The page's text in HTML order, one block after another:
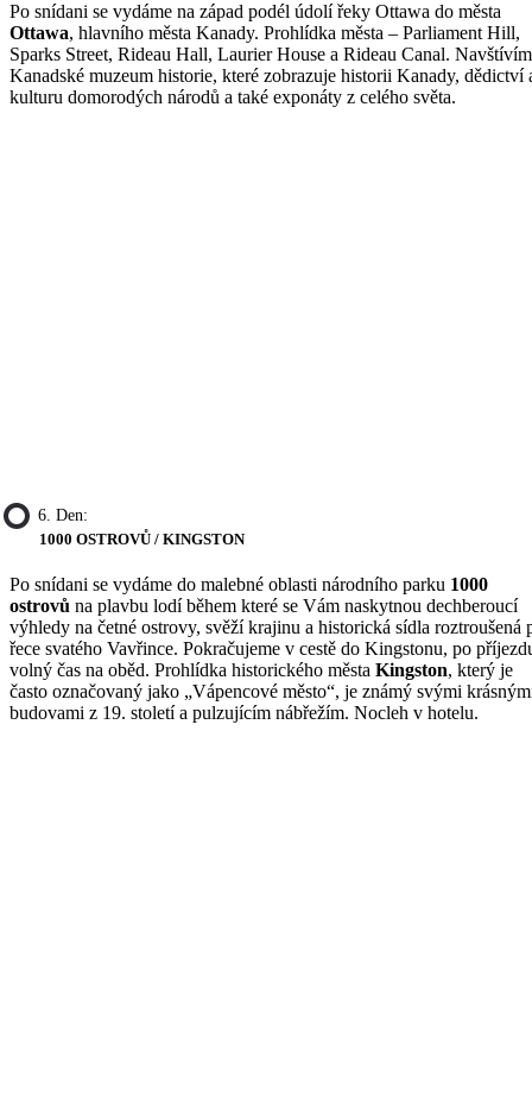
Po snídani se vydáme na západ podél údolí řeky Ottawa do města
Ottawa, hlavního města Kanady. Prohlídka města – Parliament Hill,
Sparks Street, Rideau Hall, Laurier House a Rideau Canal.
Kanadské muzeum historie, které zobrazuje historii Kanady, dědictví
kulturu domorodých národů a také exponáty z celého světa.
6. Den:
1000 OSTROVŮ / KINGSTON
Po snídani se vydáme do malebné oblasti národního parku 1000
ostrovů na plavbu lodí během které se Vám naskytnou dechberoucí
výhledy na četné ostrovy, svěží krajinu a historická sídla roztroušená
řece svatého Vavřince. Pokračujeme v cestě do Kingstonu, po
volný čas na oběd. Prohlídka historického města Kingston, který je
často označovaný jako „Vápencové město“, je známý svými
budovami z 19. století a pulzujícím nábřežím. Nocleh v hotelu.